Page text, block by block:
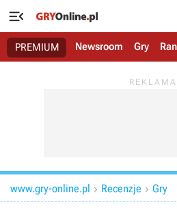

PREMIUM Newsroom Gry
www.gry-online.pl  Recenzje  Gry